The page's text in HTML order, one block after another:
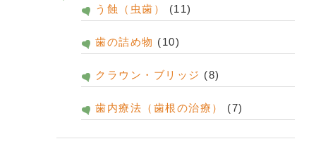
う蝕（虫歯）
(11)
歯の詰め物 (10)
クラウン・ブリッジ (8)
歯内療法（歯根の治療） (7)